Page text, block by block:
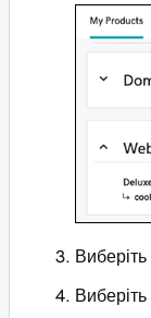
Виберіть
Виберіть